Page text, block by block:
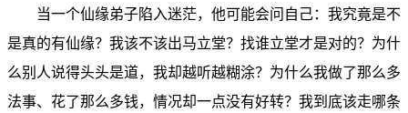
当一个仙缘弟子陷入迷茫，他可能会问自己：我究竟是不
是真的有仙缘？我该不该出马立堂？找谁立堂才是对的？为什
么别人说得头头是道，我却越听越糊涂？为什么我做了那么多
法事、花了那么多钱，情况却一点没有好转？我到底该走哪条